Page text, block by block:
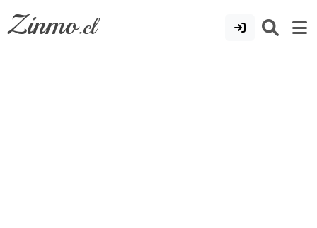
Zinmo.cl